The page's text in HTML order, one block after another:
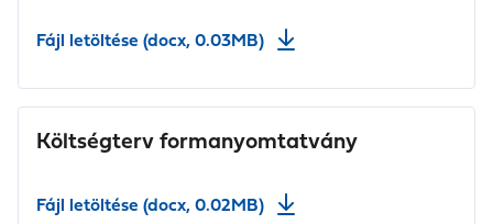
Fájl letöltése (docx, 0.03MB)
Költségterv formanyomtatvány
Fájl letöltése (docx, 0.02MB)